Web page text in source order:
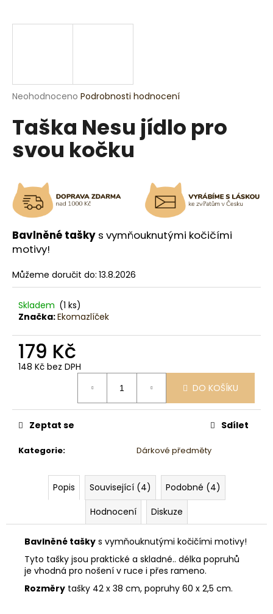
Průměrné
produktu
z
Neohodnoceno Podrobnosti hodnocení
Taška Nesu jídlo pro
svou kočku
Bavlněné tašky s vymňouknutými kočičími
motivy!
Můžeme doručit do: 13.8.2026
Skladem (1 ks)
Značka:Ekomazlíček
179 Kč
148 Kč bez DPH
DO KOŠÍKU
Kategorie: Dárkové předměty
Zeptat se Sdílet
Popis Související (4)
Podobné (4)
Hodnocení
Diskuze
Bavlněné tašky s vymňouknutými kočičími motivy!
Tyto tašky jsou praktické a skladné.. délka popruhů
je vhodná pro nošení v ruce i přes rameno.
Rozměry tašky 42 x 38 cm, popruhy 60 x 2,5 cm.
j
?
HLEDAT
D
o
p
o
r
č
u
e
e